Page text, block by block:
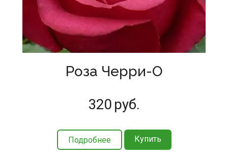
Роза Черри-О
320 руб.
Подробнее Купить